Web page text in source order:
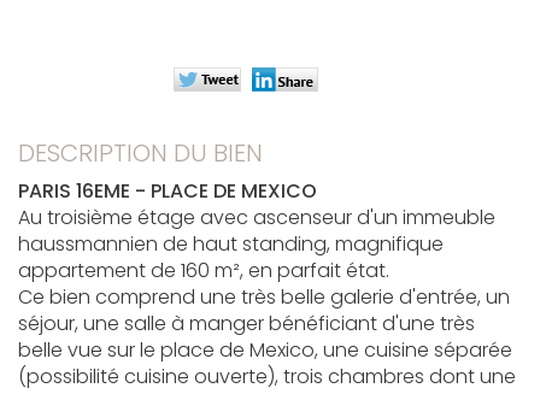
DESCRIPTION DU BIEN
PARIS 16EME - PLACE DE MEXICO
Au troisième étage avec ascenseur d'un immeuble
haussmannien de haut standing, magnifique
appartement de 160 m², en parfait état.
Ce bien comprend une très belle galerie d'entrée, un
séjour, une salle à manger bénéficiant d'une très
belle vue sur le place de Mexico, une cuisine séparée
(possibilité cuisine ouverte), trois chambres dont une